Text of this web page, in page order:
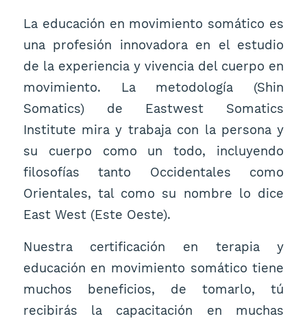
La educación en movimiento somático es
una profesión innovadora en el estudio
de la experiencia y vivencia del cuerpo en
movimiento. La metodología (Shin
Somatics) de Eastwest Somatics
Institute mira y trabaja con la persona y
su cuerpo como un todo, incluyendo
filosofías tanto Occidentales como
Orientales, tal como su nombre lo dice
East West (Este Oeste).
Nuestra certificación en terapia y
educación en movimiento somático tiene
muchos beneficios, de tomarlo, tú
recibirás la capacitación en muchas